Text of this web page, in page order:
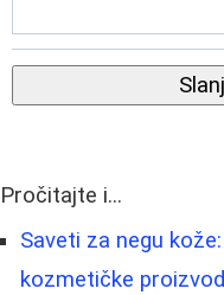
Pročitajte i...
Saveti za negu
kozmetičke